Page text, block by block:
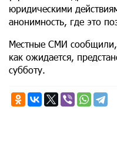
юридическими
анонимность, где это
Местные СМИ
как ожидается,
субботу.